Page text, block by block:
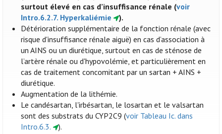
surtout élevé en cas d’insuffisance rénale (voir
Intro.6.2.7. Hyperkaliémie
).
Détérioration supplémentaire de la fonction rénale (avec
risque d'insuffisance rénale aiguë) en cas d’association à
un AINS ou un diurétique, surtout en cas de sténose de
l’artère rénale ou d'hypovolémie, et particulièrement en
cas de traitement concomitant par un sartan + AINS +
diurétique.
Augmentation de la lithémie.
Le candésartan, l'irbésartan, le losartan et le valsartan
sont des substrats du CYP2C9 (voir Tableau Ic. dans
Intro.6.3.
).